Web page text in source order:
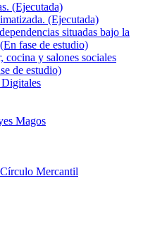
(Ejecutada)
(Ejecutada)
situadas bajo la
fase de estudio)
cocina y salones sociales
de estudio)
Magos
Mercantil